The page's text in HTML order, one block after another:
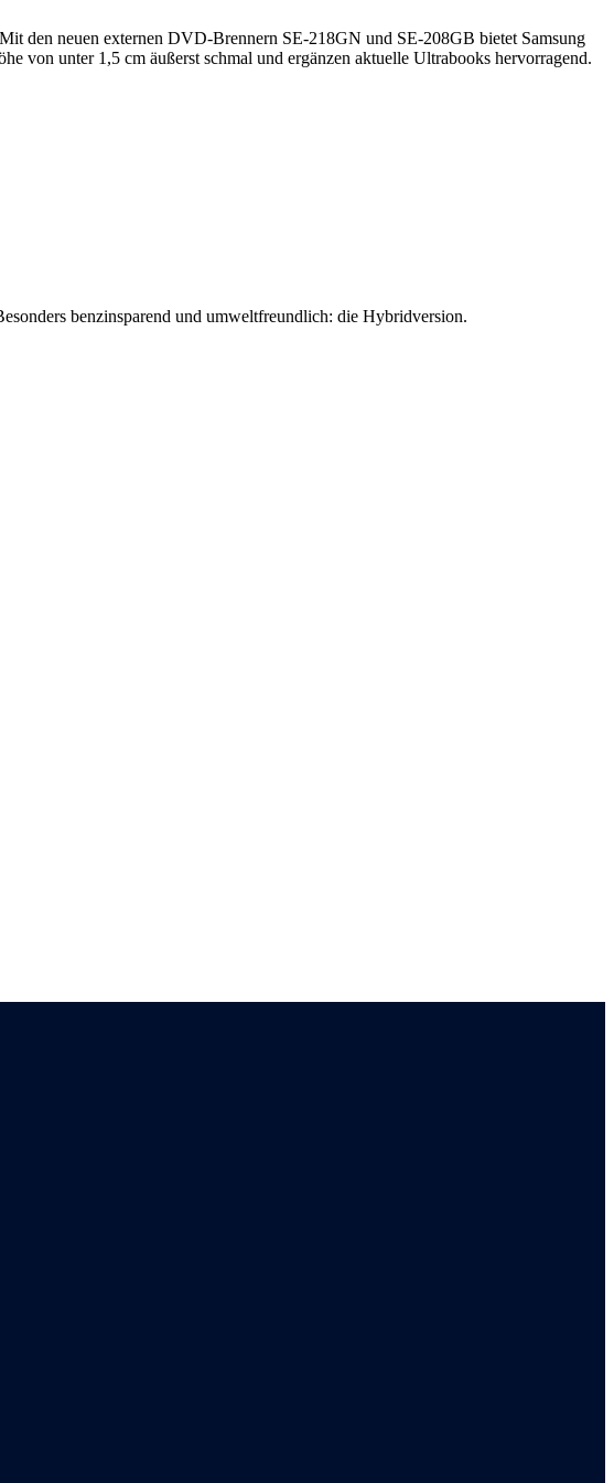
den neuen externen DVD-Brennern SE-218GN und SE-208GB bietet Samsung
von unter 1,5 cm äußerst schmal und ergänzen aktuelle Ultrabooks hervorragend.
benzinsparend und umweltfreundlich: die Hybridversion.